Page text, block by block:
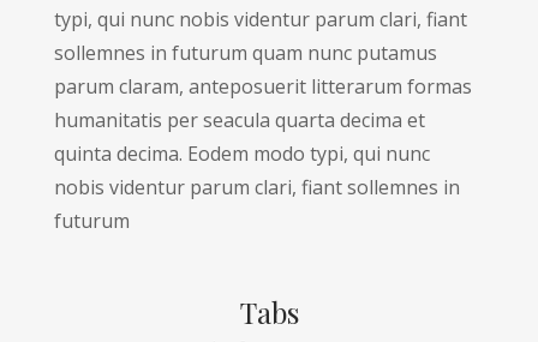
typi, qui nunc nobis videntur parum clari, fiant
sollemnes in futurum quam nunc putamus
parum claram, anteposuerit litterarum formas
humanitatis per seacula quarta decima et
quinta decima. Eodem modo typi, qui nunc
nobis videntur parum clari, fiant sollemnes in
futurum
Tabs